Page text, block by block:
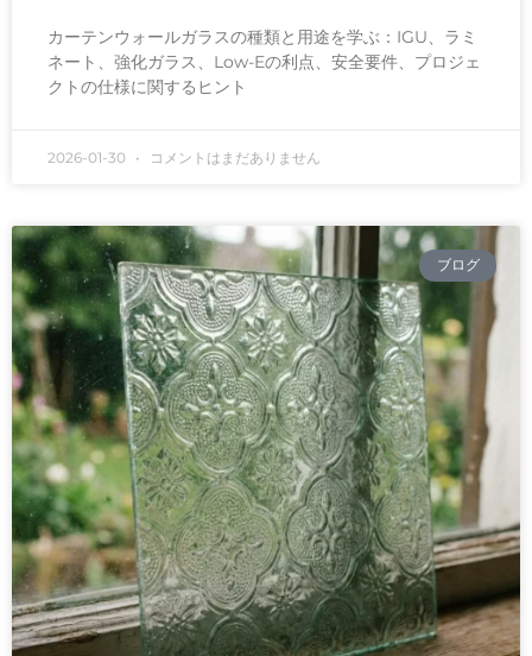
カーテンウォールガラスの種類と用途を学ぶ：IGU、ラミ
ネート、強化ガラス、Low-Eの利点、安全要件、プロジェ
クトの仕様に関するヒント
2026-01-30 コメントはまだありません
ブログ